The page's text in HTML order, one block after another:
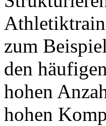
zum
den
hohen
hohen